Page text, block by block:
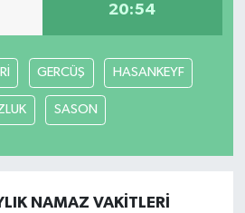
20:54
GERCÜŞ HASANKEYF
SASON
NAMAZ VAKITLERI